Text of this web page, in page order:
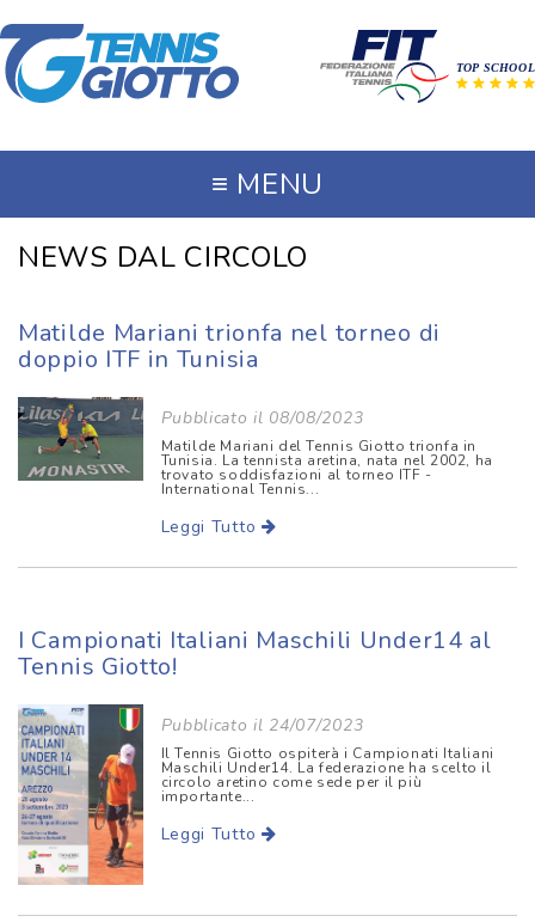
≡ MENU
NEWS DAL CIRCOLO
Matilde Mariani trionfa nel torneo di
doppio ITF in Tunisia
Pubblicato il 08/08/2023
Matilde Mariani del Tennis Giotto trionfa in
Tunisia. La tennista aretina, nata nel 2002, ha
trovato soddisfazioni al torneo ITF -
International Tennis...
Leggi Tutto
I Campionati Italiani Maschili Under14 al
Tennis Giotto!
Pubblicato il 24/07/2023
Il Tennis Giotto ospiterà i Campionati Italiani
Maschili Under14. La federazione ha scelto il
circolo aretino come sede per il più
importante...
Leggi Tutto